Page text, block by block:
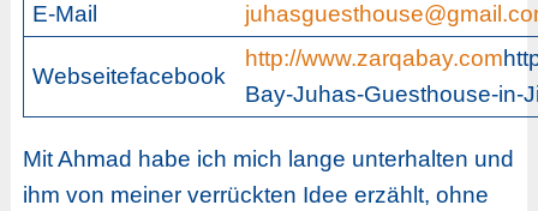
E-Mail
Webseitefacebook
http://www.zarqabay.com
Bay-Juhas-Guesthouse-in-
Mit Ahmad habe ich mich lange unterhalten und
ihm von meiner verrückten Idee erzählt, ohne